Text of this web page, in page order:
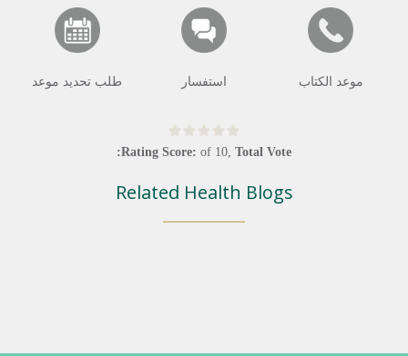
موعد الكتاب استفسار طلب تحديد موعد
Rating Score: of 10, Total Vote:
Related Health Blogs